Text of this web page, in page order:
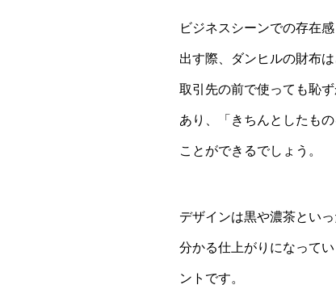
ビジネスシーンでの存在
出す際、ダンヒルの財布
取引先の前で使っても恥
あり、「きちんとしたも
ことができるでしょう。
デザインは黒や濃茶とい
分かる仕上がりになって
ントです。